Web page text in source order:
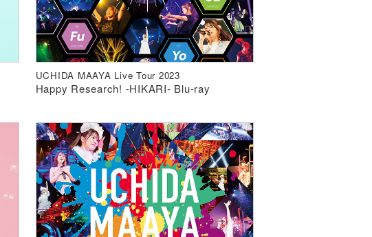
UCHIDA MAAYA Live Tour 2023
Happy Research! -HIKARI- Blu-ray